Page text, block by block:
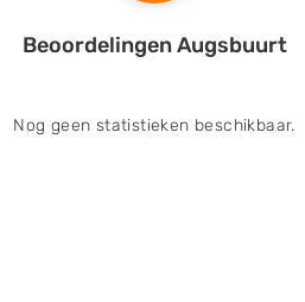
Beoordelingen Augsbuurt
Nog geen statistieken beschikbaar.